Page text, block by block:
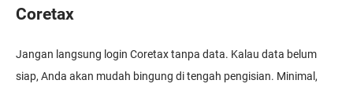
Coretax
Jangan langsung login Coretax tanpa data. Kalau data belum
siap, Anda akan mudah bingung di tengah pengisian. Minimal,